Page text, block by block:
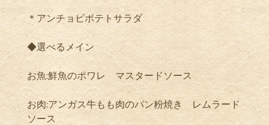
＊アンチョビポテトサラダ
◆選べるメイン
お魚:鮮魚のポワレ マスタードソース
お肉:アンガス牛もも肉のパン粉焼き レムラード
ソース